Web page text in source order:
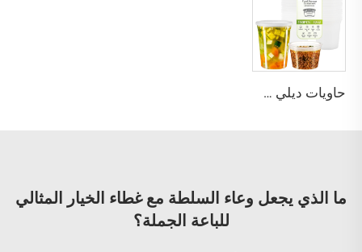
حاويات ديلي شفافة من البولي بروبيلين مع أغطية
ما الذي يجعل وعاء السلطة مع غطاء الخيار المثالي
للباعة الجملة؟